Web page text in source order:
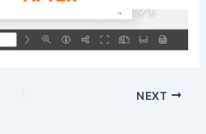
NEXT